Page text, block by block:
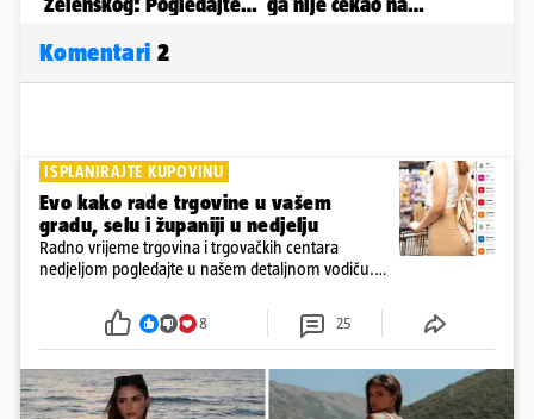
Komentari 2
ISPLANIRAJTE KUPOVINU
Evo kako rade trgovine u vašem
gradu, selu i županiji u nedjelju
Radno vrijeme trgovina i trgovačkih centara
nedjeljom pogledajte u našem detaljnom vodiču.
i šoping centri sami biraju koje će to nedjelje biti
8 25